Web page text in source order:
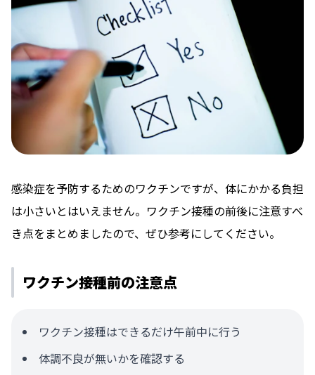
感染症を予防するためのワクチンですが、体にかかる負担
は小さいとはいえません。ワクチン接種の前後に注意すべ
き点をまとめましたので、ぜひ参考にしてください。
ワクチン接種前の注意点
ワクチン接種はできるだけ午前中に行う
体調不良が無いかを確認する